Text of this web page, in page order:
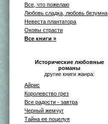
Все, что пожелаю
Любовь сладка, любовь безумна
Невеста плантатора
Оковы страсти
Все книги »
Исторические любовные
романы
другие книги жанра:
Айрис
Королевство грез
Все радости - завтра
Черный жемчуг
Тайна ее поцелуя